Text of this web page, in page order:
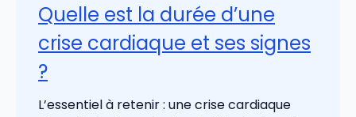
Quelle est la durée d’une
crise cardiaque et ses signes
?
L’essentiel à retenir : une crise cardiaque